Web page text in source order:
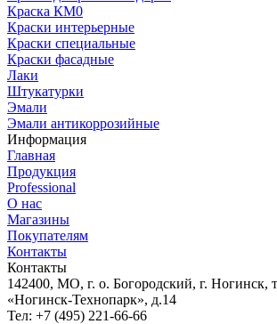
Краска КМ0
Краски интерьерные
Краски специальные
Краски фасадные
Лаки
Штукатурки
Эмали
Эмали антикоррозийные
Информация
Главная
Продукция
Professional
О нас
Магазины
Покупателям
Контакты
Контакты
142400, МО, г. о. Богородский, г. Ногинск,
«Ногинск-Технопарк», д.14
Тел: +7 (495) 221-66-66